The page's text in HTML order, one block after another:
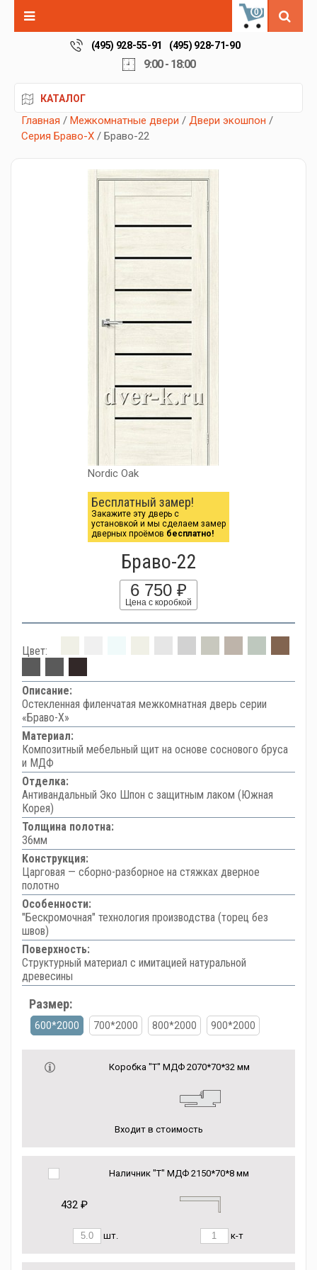
0
(495) 928-55-91 (495) 928-71-90
9:00 - 18:00
КАТАЛОГ
Главная / Межкомнатные двери / Двери экошпон /
Серия Браво-X / Браво-22
Nordic Oak
Бесплатный замер!
Закажите эту дверь с
установкой и мы сделаем замер
дверных проёмов бесплатно!
Браво-22
6 750 ₽
Цена с коробкой
Цвет:
Описание:
Остекленная филенчатая межкомнатная дверь серии
«Браво-Х»
Материал:
Композитный мебельный щит на основе соснового бруса
и МДФ
Отделка:
Антивандальный Эко Шпон с защитным лаком (Южная
Корея)
Толщина полотна:
36мм
Конструкция:
Царговая — сборно-разборное на стяжках дверное
полотно
Особенности:
"Бескромочная" технология производства (торец без
швов)
Поверхность:
Структурный материал с имитацией натуральной
древесины
Размер:
600*2000 700*2000 800*2000 900*2000
Коробка "Т" МДФ 2070*70*32 мм
Входит в стоимость
Наличник "Т" МДФ 2150*70*8 мм
432 ₽
шт. к-т